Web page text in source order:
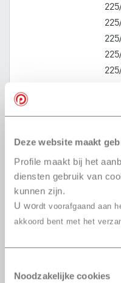
Deze website maakt
Profile maakt bij het
diensten gebruik van
kunnen zijn.
U wordt voorafgaand aan
akkoord bent met het
Noodzakelijke cookies235/